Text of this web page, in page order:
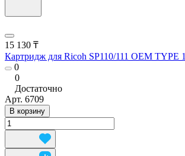
15 130 ₸
Картридж для Ricoh SP110/111 OEM TYPE 1
0
0
Достаточно
Арт. 6709
В корзину